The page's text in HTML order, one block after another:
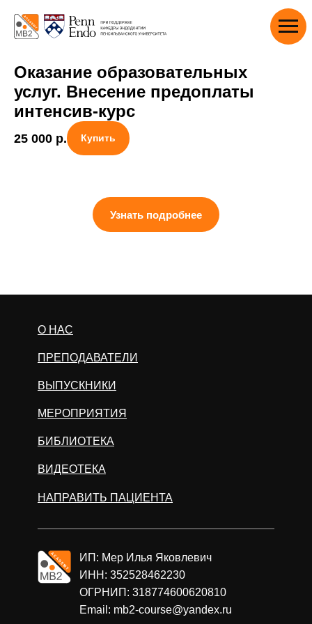
Оказание образовательных
услуг. Внесение предоплаты
интенсив-курс
25 000 р. Купить
Узнать подробнее
О НАС
ПРЕПОДАВАТЕЛИ
МЕРОПРИЯТИЯ
ВИДЕОТЕКА
БИБЛИОТЕКА
НАПРАВИТЬ ПАЦИЕНТА
ИП: Мер Илья Яковлевич
ИНН: 352528462230
ОГРНИП: 318774600620810
Email: mb2-course@yandex.ru
ВЫПУСКНИКИ